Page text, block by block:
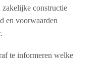
zakelijke constructie
en voorwaarden
te informeren welke